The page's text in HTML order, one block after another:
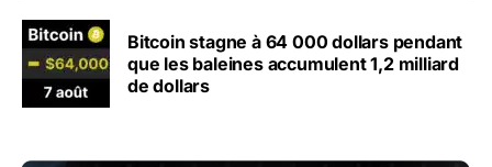
Bitcoin stagne à 64 000 dollars pendant
que les baleines accumulent 1,2 milliard
de dollars